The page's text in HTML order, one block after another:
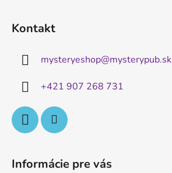
Kontakt
mysteryeshop@mysterypub.sk
+421 907 268 731
Informácie pre vás